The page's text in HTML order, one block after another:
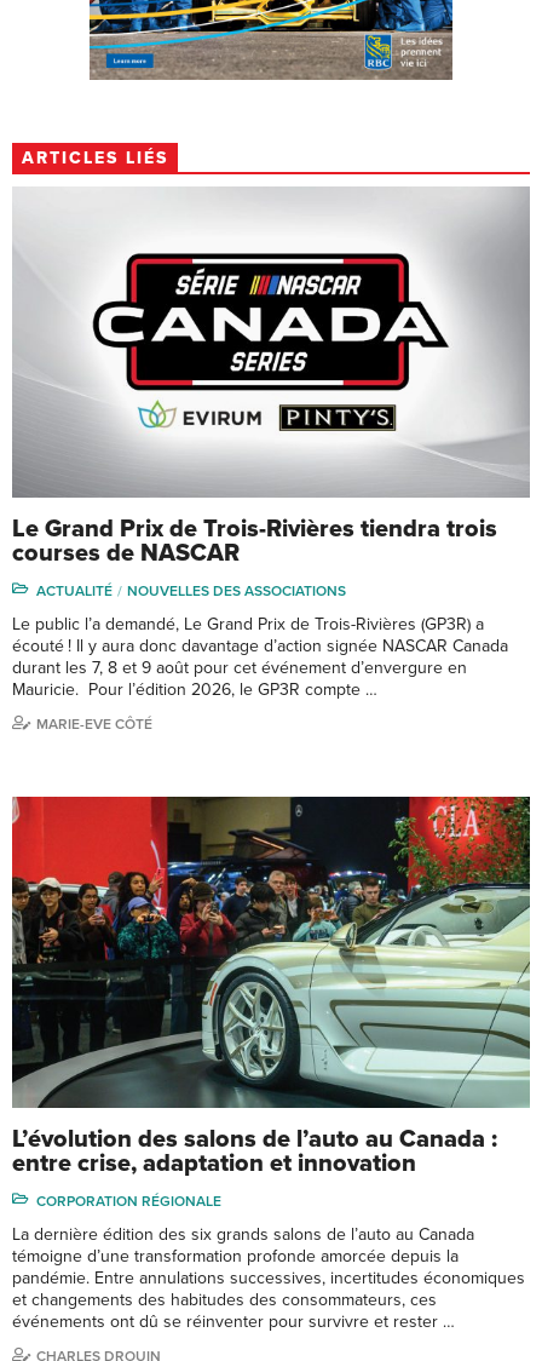
ARTICLES LIÉS
Le Grand Prix de Trois-Rivières tiendra trois
courses de NASCAR
ACTUALITÉ NOUVELLES DES ASSOCIATIONS
Le public l’a demandé, Le Grand Prix de Trois-Rivières (GP3R) a
écouté ! Il y aura donc davantage d’action signée NASCAR Canada
durant les 7, 8 et 9 août pour cet événement d’envergure en
Mauricie. Pour l’édition 2026, le GP3R compte …
MARIE-EVE CÔTÉ
L’évolution des salons de l’auto au Canada :
entre crise, adaptation et innovation
CORPORATION RÉGIONALE
La dernière édition des six grands salons de l’auto au Canada
témoigne d’une transformation profonde amorcée depuis la
pandémie. Entre annulations successives, incertitudes économiques
et changements des habitudes des consommateurs, ces
événements ont dû se réinventer pour survivre et rester …
CHARLES DROUIN